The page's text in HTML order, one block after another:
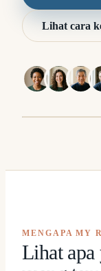
Lihat cara
MENGAPA MY
Lihat apa